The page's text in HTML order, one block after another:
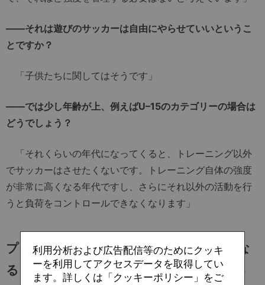
――それは遊びのサッカーは自由にやらせていいというこ
とですか？
「子供たちに関してはそうです」
――では少し年齢が上、例えばU–15のカテゴリーの場合は
どうでしょう？
「それくらいの年代になってくると、トレーニング以外
でサッカーはさせたくないです。トレーニング自体の強度
が非常に高くなる年代ですし、さらにそれ以外の活動を行
うと負荷をコントロールできなくなります」
プレーのインテンシティは今以上に高くな
る。それに伴い選手交代のルールも改正さ
利用分析および広告配信等のためにクッキ
ーを利用してアクセスデータを取得してい
ます。詳しくは「クッキーポリシー」をご